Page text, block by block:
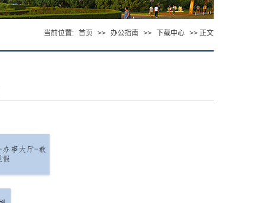
当前位置: 首页 >> 办公指南 >> 下载中心 >> 正文